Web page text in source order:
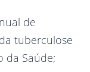
de
tuberculose
da Saúde;